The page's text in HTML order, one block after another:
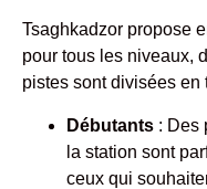
Tsaghkadzor propose
pour tous les niveaux,
pistes sont divisées en
Débutants : Des
la station sont
ceux qui